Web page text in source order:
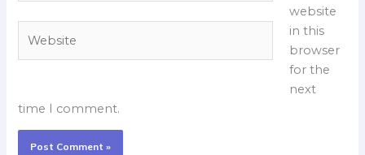
website
in this
browser
for the
next
time I comment.